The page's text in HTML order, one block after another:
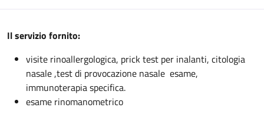
Descrizione
Il servizio fornito:
visite rinoallergologica, prick test per inalanti, citologia
nasale ,test di provocazione nasale esame,
immunoterapia specifica.
esame rinomanometrico